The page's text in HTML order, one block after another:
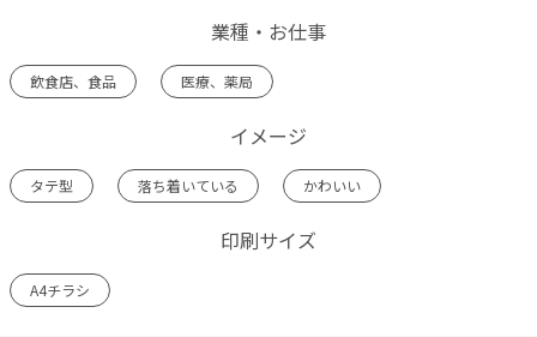
業種・お仕事
飲食店、食品 医療、薬局
イメージ
タテ型 落ち着いている かわいい
印刷サイズ
A4チラシ